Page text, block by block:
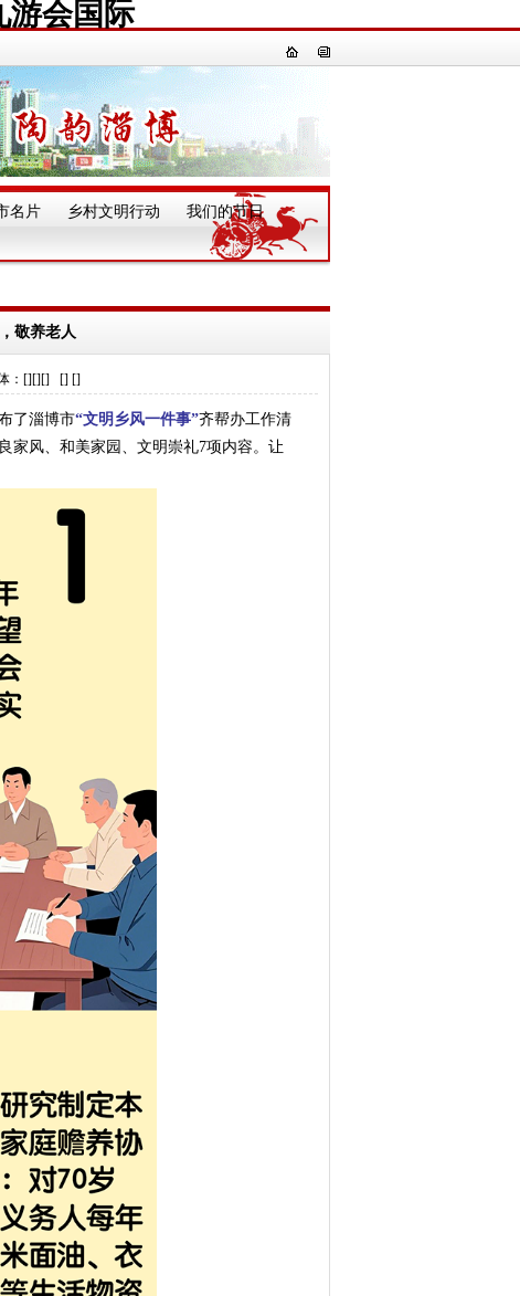
游会国际
名片 乡村文明行动 我们的节日 一
敬养老人
：[][][] [] []
了淄博市“文明乡风一件事”齐帮办工作清
家风、和美家园、文明崇礼7项内容。让